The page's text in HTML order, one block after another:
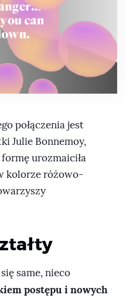
połączenia jest
Julie Bonnemoy,
urozmaiciła
kolorze różowo-
same, nieco
postępu i nowych